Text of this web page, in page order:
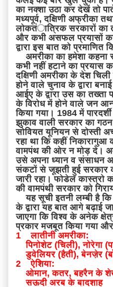
का नक्शा उठा कर देखें तो
मध्यपूर्व, दक्षिणी अफ्रीका
लोकतंात्रिक सरकारों का
और कभी असफल प्रयासों का
द्वारा इस बात को प्रमाणित
अमरीका का हमेशा कहना
कभी नहीं हटाने का प्रयास
दक्षिणी अमरीका के देश
होने वाले चुनाव के द्वारा
आईए के द्वारा उस का तख्ता
के विरोध में होने वाले जन
किया गया। 1984 में
झुकाव वाली सरकार का
सोवियत यूनियन से दोस्ती
रहा था कि कहीं निकारागुआ
वामपंथ की ओर न मोड़ दे।
उसे अपना ध्यान व संसाधन
संकटों से जूझती हुई सरकार
जारी रहा। फोडेल कास्त्रो
की वामपंथी सरकार को
यह सूची इतनी लम्बी है कि
के द्वारा यह बात आगे बढ़ाई
जाएगा कि विश्व के अनेक
प्रकार मजबूत किया गया
1 लातीनी अमरीका:
पिनोशेट (चिली), नोरेगा
डुवेलियर (हैती), बेनजे़र
2 ऐशिया:
ओमान, कतर, बहरैन के
सऊदी अरब के बादशाह